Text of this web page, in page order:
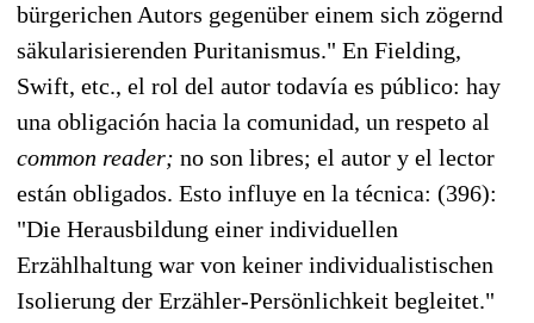
bürgerichen Autors gegenüber einem sich zögernd
säkularisierenden Puritanismus." En Fielding,
Swift, etc., el rol del autor todavía es público: hay
una obligación hacia la comunidad, un respeto al
common reader; no son libres; el autor y el lector
están obligados. Esto influye en la técnica: (396):
"Die Herausbildung einer individuellen
Erzählhaltung war von keiner individualistischen
Isolierung der Erzähler-Persönlichkeit begleitet."